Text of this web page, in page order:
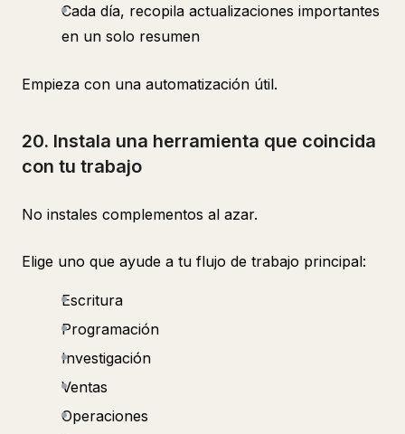
Cada día, recopila actualizaciones importantes
en un solo resumen
Empieza con una automatización útil.
20. Instala una herramienta que coincida
con tu trabajo
No instales complementos al azar.
Elige uno que ayude a tu flujo de trabajo principal:
Escritura
Programación
Investigación
Ventas
Operaciones